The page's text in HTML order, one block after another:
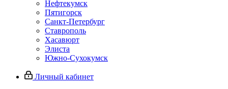
Нефтекумск
Пятигорск
Санкт-Петербург
Ставрополь
Хасавюрт
Элиста
Южно-Сухокумск
Личный кабинет